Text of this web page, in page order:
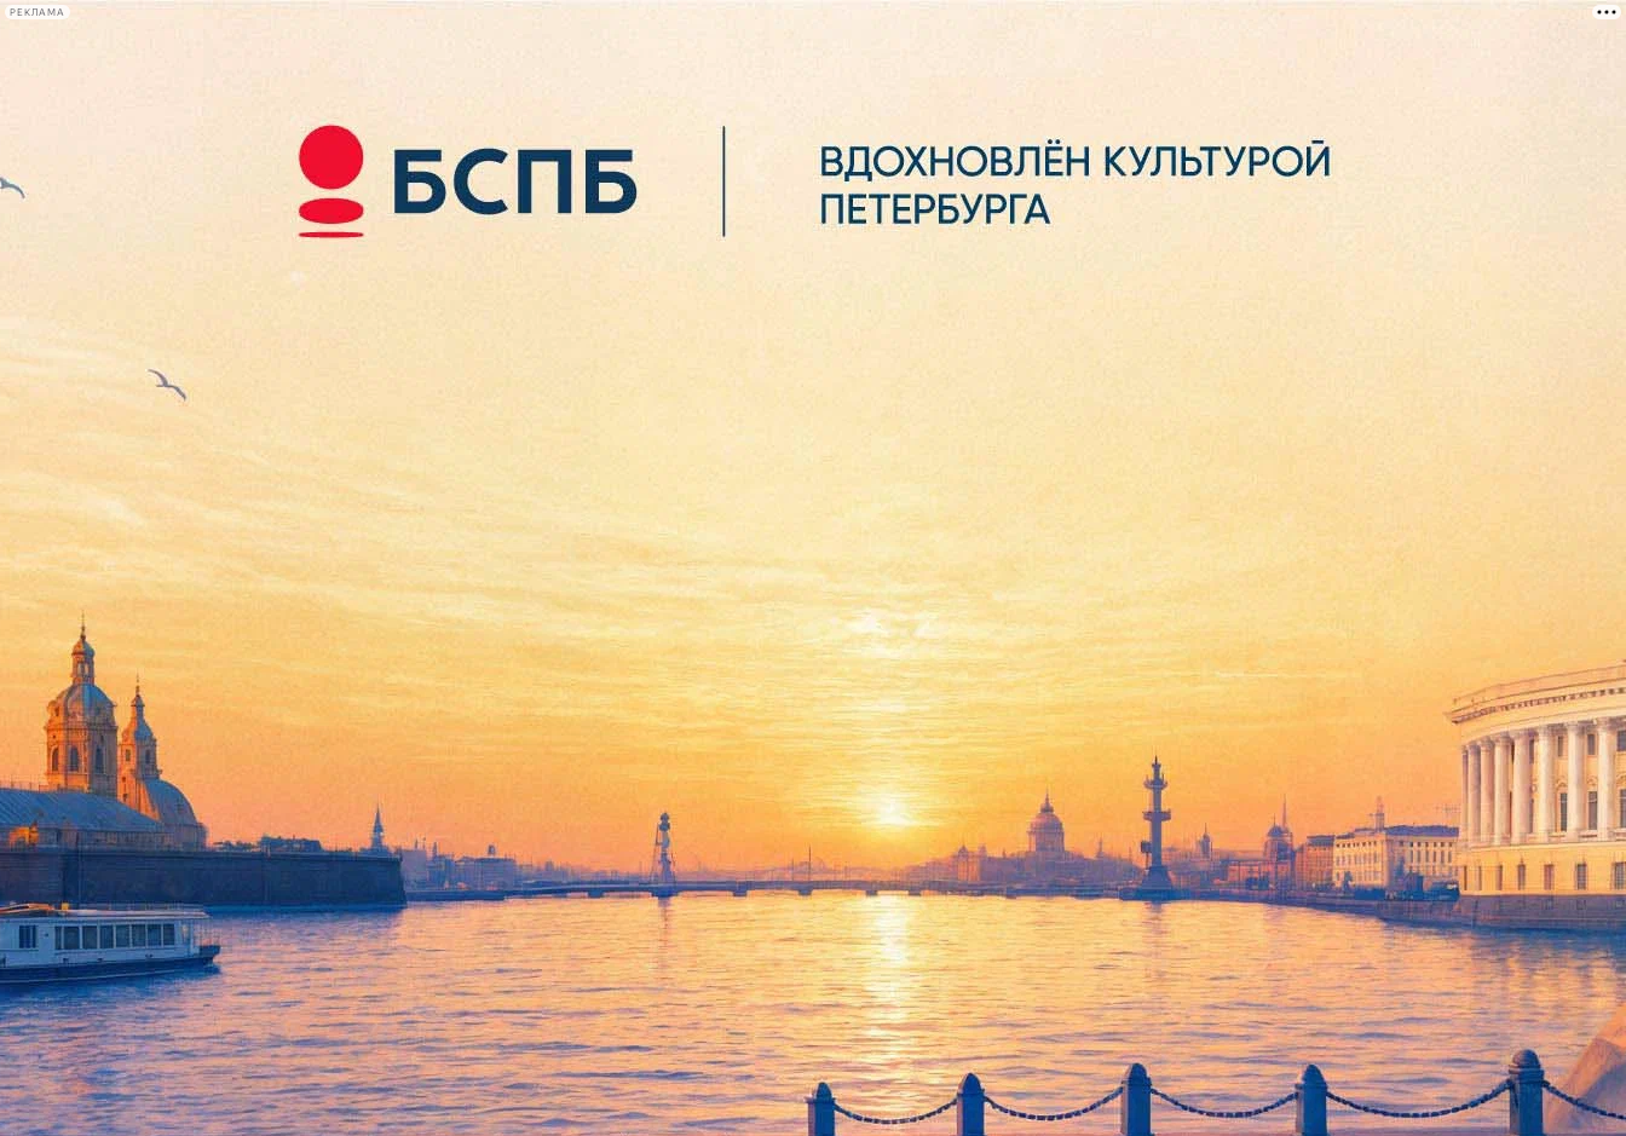
РЕКЛАМА
лекции
книги
В дни каникул музеи и вузы массово зовут к себе школьников — за знаниями и
развлечениями
23 марта 2019, суббота-31 марта 2019, воскресенье
Версия для печати